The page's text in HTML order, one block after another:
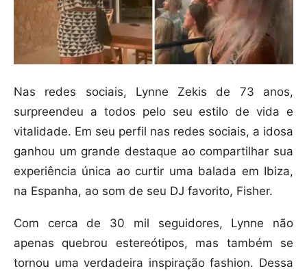
Nas redes sociais, Lynne Zekis de 73 anos,
surpreendeu a todos pelo seu estilo de vida e
vitalidade. Em seu perfil nas redes sociais, a idosa
ganhou um grande destaque ao compartilhar sua
experiência única ao curtir uma balada em Ibiza,
na Espanha, ao som de seu DJ favorito, Fisher.
Com cerca de 30 mil seguidores, Lynne não
apenas quebrou estereótipos, mas também se
tornou uma verdadeira inspiração fashion. Dessa